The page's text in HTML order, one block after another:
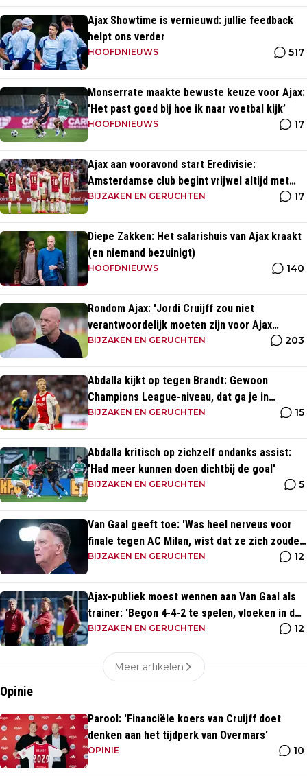
Ajax Showtime is vernieuwd: jullie feedback
helpt ons verder
HOOFDNIEUWS 517
Monserrate maakte bewuste keuze voor Ajax:
'Het past goed bij hoe ik naar voetbal kijk’
HOOFDNIEUWS 17
Ajax aan vooravond start Eredivisie:
Amsterdamse club begint vrijwel altijd met
zege
BIJZAKEN EN GERUCHTEN 17
Diepe Zakken: Het salarishuis van Ajax kraakt
(en niemand bezuinigt)
HOOFDNIEUWS 140
Rondom Ajax: 'Jordi Cruijff zou niet
verantwoordelijk moeten zijn voor Ajax
Vrouwen'
BIJZAKEN EN GERUCHTEN 203
Abdalla kijkt op tegen Brandt: Gewoon
Champions League-niveau, dat ga je in
wedstrijden ook zien'
BIJZAKEN EN GERUCHTEN 15
Abdalla kritisch op zichzelf ondanks assist:
'Had meer kunnen doen dichtbij de goal'
BIJZAKEN EN GERUCHTEN 5
Van Gaal geeft toe: 'Was heel nerveus voor
finale tegen AC Milan, wist dat ze zich zouden
aanpassen'
BIJZAKEN EN GERUCHTEN 12
Ajax-publiek moest wennen aan Van Gaal als
trainer: 'Begon 4-4-2 te spelen, vloeken in de
kerk'
BIJZAKEN EN GERUCHTEN 12
Meer artikelen
Opinie
Parool: 'Financiële koers van Cruijff doet
denken aan het tijdperk van Overmars'
OPINIE 10